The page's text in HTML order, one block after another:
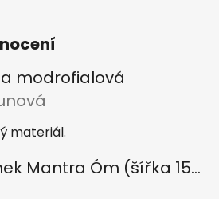
modrofialová
5 z 5 hvězdiček.
materiál.
Měděný náramek Mantra Óm (šířka 15 mm)